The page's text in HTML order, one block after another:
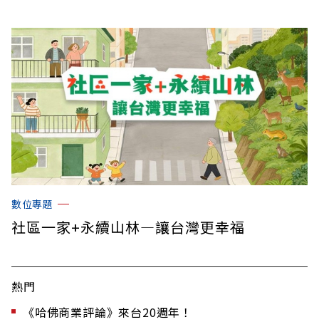
數位專題
社區一家+永續山林—讓台灣更幸福
熱門
《哈佛商業評論》來台20週年！